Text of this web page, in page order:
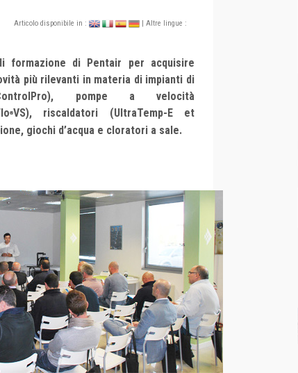
Articolo disponibile in : | Altre lingue :
formazione di Pentair per acquisire
più rilevanti in materia di impianti di
, pompe a velocità
®VS), riscaldatori (UltraTemp-E et
giochi d’acqua e cloratori a sale.